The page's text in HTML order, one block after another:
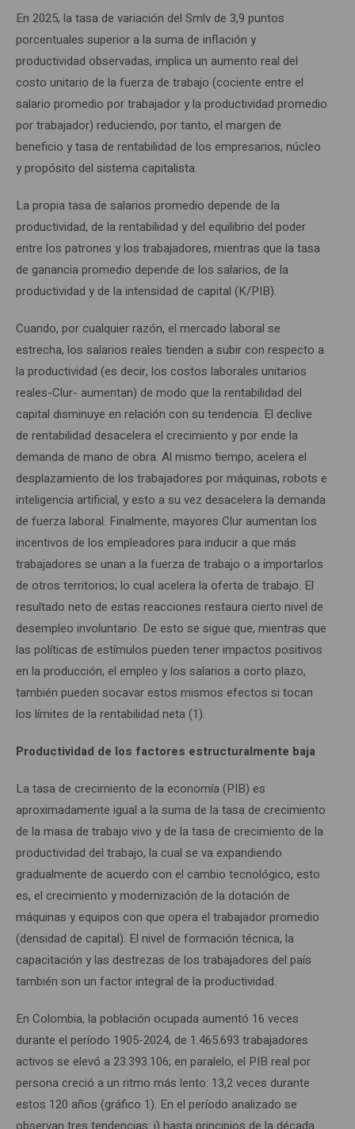
En 2025, la tasa de variación del Smlv de 3,9 puntos
porcentuales superior a la suma de inflación y
productividad observadas, implica un aumento real del
costo unitario de la fuerza de trabajo (cociente entre el
salario promedio por trabajador y la productividad promedio
por trabajador) reduciendo, por tanto, el margen de
beneficio y tasa de rentabilidad de los empresarios, núcleo
y propósito del sistema capitalista.
La propia tasa de salarios promedio depende de la
productividad, de la rentabilidad y del equilibrio del poder
entre los patrones y los trabajadores, mientras que la tasa
de ganancia promedio depende de los salarios, de la
productividad y de la intensidad de capital (K/PIB).
Cuando, por cualquier razón, el mercado laboral se
estrecha, los salarios reales tienden a subir con respecto a
la productividad (es decir, los costos laborales unitarios
reales-Clur- aumentan) de modo que la rentabilidad del
capital disminuye en relación con su tendencia. El declive
de rentabilidad desacelera el crecimiento y por ende la
demanda de mano de obra. Al mismo tiempo, acelera el
desplazamiento de los trabajadores por máquinas, robots e
inteligencia artificial, y esto a su vez desacelera la demanda
de fuerza laboral. Finalmente, mayores Clur aumentan los
incentivos de los empleadores para inducir a que más
trabajadores se unan a la fuerza de trabajo o a importarlos
de otros territorios; lo cual acelera la oferta de trabajo. El
resultado neto de estas reacciones restaura cierto nivel de
desempleo involuntario. De esto se sigue que, mientras que
las políticas de estímulos pueden tener impactos positivos
en la producción, el empleo y los salarios a corto plazo,
también pueden socavar estos mismos efectos si tocan
los límites de la rentabilidad neta (1).
Productividad de los factores estructuralmente baja
La tasa de crecimiento de la economía (PIB) es
aproximadamente igual a la suma de la tasa de crecimiento
de la masa de trabajo vivo y de la tasa de crecimiento de la
productividad del trabajo, la cual se va expandiendo
gradualmente de acuerdo con el cambio tecnológico, esto
es, el crecimiento y modernización de la dotación de
máquinas y equipos con que opera el trabajador promedio
(densidad de capital). El nivel de formación técnica, la
capacitación y las destrezas de los trabajadores del país
también son un factor integral de la productividad.
En Colombia, la población ocupada aumentó 16 veces
durante el período 1905-2024, de 1.465.693 trabajadores
activos se elevó a 23.393.106; en paralelo, el PIB real por
persona creció a un ritmo más lento: 13,2 veces durante
estos 120 años (gráfico 1). En el período analizado se
observan tres tendencias: i) hasta principios de la década